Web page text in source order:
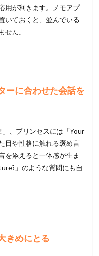
用が利きます。メモアプ
いておくと、並んでいる
せん。
ーに合わせた会話を
、プリンセスには「Your
目や性格に触れる褒め言
を添えると一体感が生ま
」のような質問にも自
きめにとる